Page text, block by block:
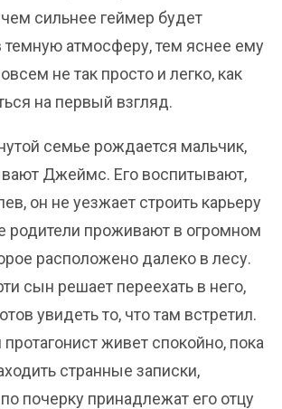
сильнее геймер будет
темную атмосферу, тем яснее ему
не так просто и легко, как
на первый взгляд.
семье рождается мальчик,
Джеймс. Его воспитывают,
он не уезжает строить карьеру
родители проживают в огромном
расположено далеко в лесу.
сын решает переехать в него,
увидеть то, что там встретил.
живет спокойно, пока
странные записки,
почерку принадлежат его отцу